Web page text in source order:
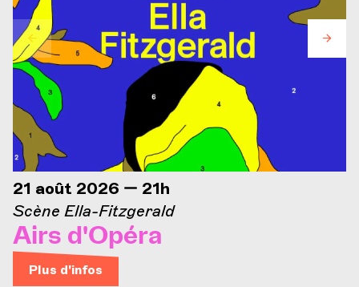
21 août 2026 — 21h
Scène Ella-Fitzgerald
Airs d'Opéra
Plus d'infos